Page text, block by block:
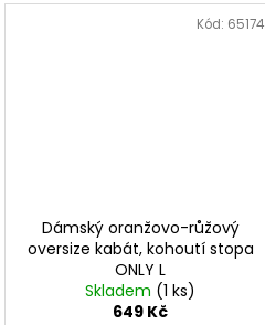
Dámský oranžovo-růžový
oversize kabát, kohoutí stopa
ONLY L
Skladem (1 ks)
649 Kč
Kód: 65174